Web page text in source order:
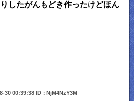
したがんもどき作ったけどほん
30 00:39:38 ID：NjM4NzY3M